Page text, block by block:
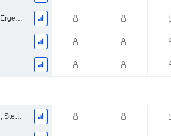
Normalisiertes verwässertes Ergebnis pro Aktie
EBITDA (Ergebnis vor Zinsen, Steuern, Abschreibungen auf immaterielle Vermögenswerte und Sachanlagen)